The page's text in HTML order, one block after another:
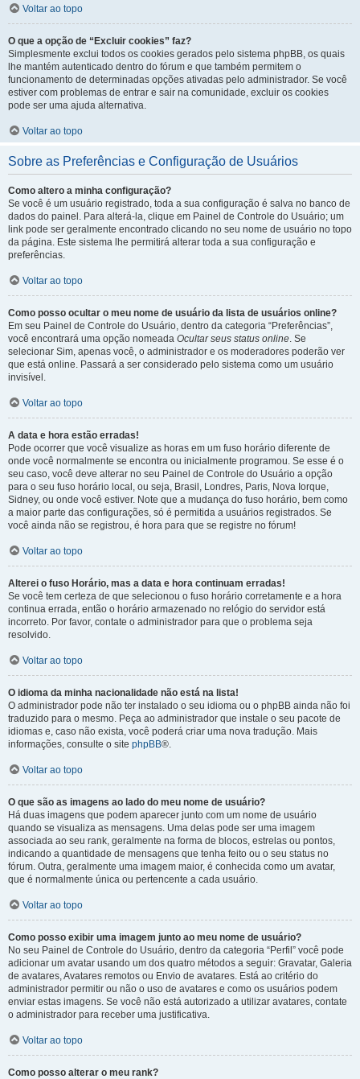
Voltar ao topo
O que a opção de “Excluir cookies” faz?
Simplesmente exclui todos os cookies gerados pelo sistema phpBB, os quais
lhe mantém autenticado dentro do fórum e que também permitem o
funcionamento de determinadas opções ativadas pelo administrador. Se você
estiver com problemas de entrar e sair na comunidade, excluir os cookies
pode ser uma ajuda alternativa.
Voltar ao topo
Sobre as Preferências e Configuração de Usuários
Como altero a minha configuração?
Se você é um usuário registrado, toda a sua configuração é salva no banco de
dados do painel. Para alterá-la, clique em Painel de Controle do Usuário; um
link pode ser geralmente encontrado clicando no seu nome de usuário no topo
da página. Este sistema lhe permitirá alterar toda a sua configuração e
preferências.
Voltar ao topo
Como posso ocultar o meu nome de usuário da lista de usuários online?
Em seu Painel de Controle do Usuário, dentro da categoria “Preferências”,
você encontrará uma opção nomeada Ocultar seus status online. Se
selecionar Sim, apenas você, o administrador e os moderadores poderão ver
que está online. Passará a ser considerado pelo sistema como um usuário
invisível.
Voltar ao topo
A data e hora estão erradas!
Pode ocorrer que você visualize as horas em um fuso horário diferente de
onde você normalmente se encontra ou inicialmente programou. Se esse é o
seu caso, você deve alterar no seu Painel de Controle do Usuário a opção
para o seu fuso horário local, ou seja, Brasil, Londres, Paris, Nova Iorque,
Sidney, ou onde você estiver. Note que a mudança do fuso horário, bem como
a maior parte das configurações, só é permitida a usuários registrados. Se
você ainda não se registrou, é hora para que se registre no fórum!
Voltar ao topo
Alterei o fuso Horário, mas a data e hora continuam erradas!
Se você tem certeza de que selecionou o fuso horário corretamente e a hora
continua errada, então o horário armazenado no relógio do servidor está
incorreto. Por favor, contate o administrador para que o problema seja
resolvido.
Voltar ao topo
O idioma da minha nacionalidade não está na lista!
O administrador pode não ter instalado o seu idioma ou o phpBB ainda não foi
traduzido para o mesmo. Peça ao administrador que instale o seu pacote de
idiomas e, caso não exista, você poderá criar uma nova tradução. Mais
informações, consulte o site phpBB®.
Voltar ao topo
O que são as imagens ao lado do meu nome de usuário?
Há duas imagens que podem aparecer junto com um nome de usuário
quando se visualiza as mensagens. Uma delas pode ser uma imagem
associada ao seu rank, geralmente na forma de blocos, estrelas ou pontos,
indicando a quantidade de mensagens que tenha feito ou o seu status no
fórum. Outra, geralmente uma imagem maior, é conhecida como um avatar,
que é normalmente única ou pertencente a cada usuário.
Voltar ao topo
Como posso exibir uma imagem junto ao meu nome de usuário?
No seu Painel de Controle do Usuário, dentro da categoria “Perfil” você pode
adicionar um avatar usando um dos quatro métodos a seguir: Gravatar, Galeria
de avatares, Avatares remotos ou Envio de avatares. Está ao critério do
administrador permitir ou não o uso de avatares e como os usuários podem
enviar estas imagens. Se você não está autorizado a utilizar avatares, contate
o administrador para receber uma justificativa.
Voltar ao topo
Como posso alterar o meu rank?